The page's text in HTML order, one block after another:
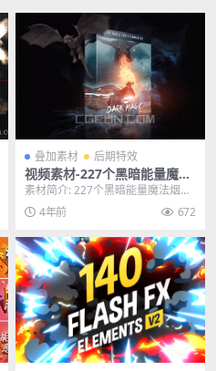
叠加素材 后期特效
视频素材-227个黑暗能量魔法
烟雾冲击怪兽法术打斗传送门
4K特效素材
素材简介: 227个黑暗能量魔法烟雾
冲击怪兽法术打斗传送门4K特效素
材，使用和组...
4年前 672